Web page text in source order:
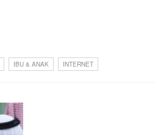
IBU & ANAK INTERNET